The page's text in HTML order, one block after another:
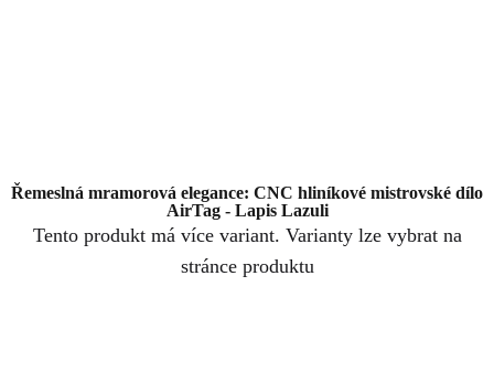
Řemeslná mramorová elegance: CNC hliníkové mistrovské dílo
AirTag - Lapis Lazuli
Tento produkt má více variant. Varianty lze vybrat na
stránce produktu